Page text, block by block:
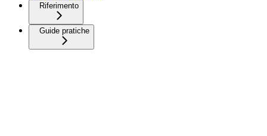
Riferimento
Guide pratiche